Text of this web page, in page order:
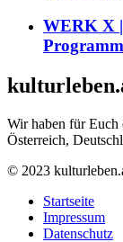
WERK X |
Programm
Wir haben für Euch
Österreich,
© 2023
Startseite
Impressum
Datenschutz